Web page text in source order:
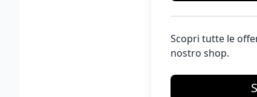
Scopri tutte le
nostro shop.